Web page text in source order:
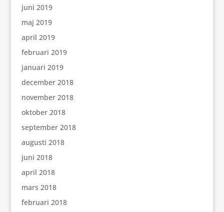
juni 2019
maj 2019
april 2019
februari 2019
januari 2019
december 2018
november 2018
oktober 2018
september 2018
augusti 2018
juni 2018
april 2018
mars 2018
februari 2018